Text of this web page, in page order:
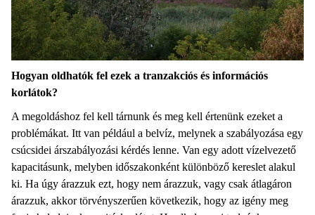
Hogyan oldhatók fel ezek a tranzakciós és információs
korlátok?
A megoldáshoz fel kell tárnunk és meg kell értenünk ezeket a
problémákat. Itt van például a belvíz, melynek a szabályozása egy
csúcsidei árszabályozási kérdés lenne. Van egy adott vízelvezető
kapacitásunk, melyben időszakonként különböző kereslet alakul
ki. Ha úgy árazzuk ezt, hogy nem árazzuk, vagy csak átlagáron
árazzuk, akkor törvényszerűen következik, hogy az igény meg